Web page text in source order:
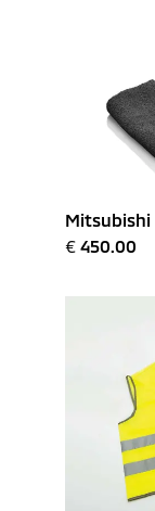
Mitsubishi
€ 450.00